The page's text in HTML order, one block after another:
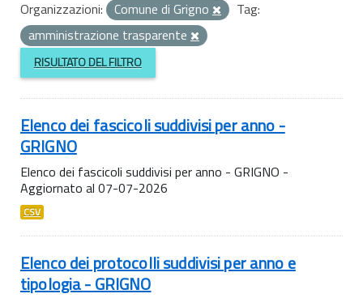
Organizzazioni: Comune di Grigno
Tag:
amministrazione trasparente
RISULTATO DEL FILTRO
Elenco dei fascicoli suddivisi per anno -
GRIGNO
Elenco dei fascicoli suddivisi per anno - GRIGNO -
Aggiornato al 07-07-2026
CSV
Elenco dei protocolli suddivisi per anno e
tipologia - GRIGNO